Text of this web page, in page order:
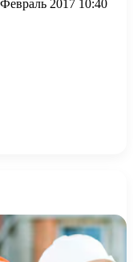
2017 10:40